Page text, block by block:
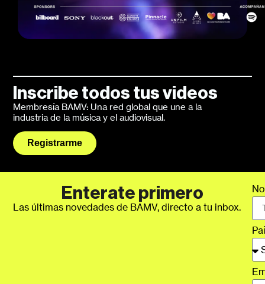
Inscribe todos tus videos
Membresía BAMV: Una red global que une a la
industria de la música y el audiovisual.
Registrarme
Enterate primero
Las últimas novedades de BAMV, directo a tu inbox.